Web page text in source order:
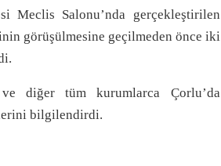
Meclis Salonu’nda gerçekleştirilen
görüşülmesine geçilmeden önce iki
diğer tüm kurumlarca Çorlu’da
bilgilendirdi.